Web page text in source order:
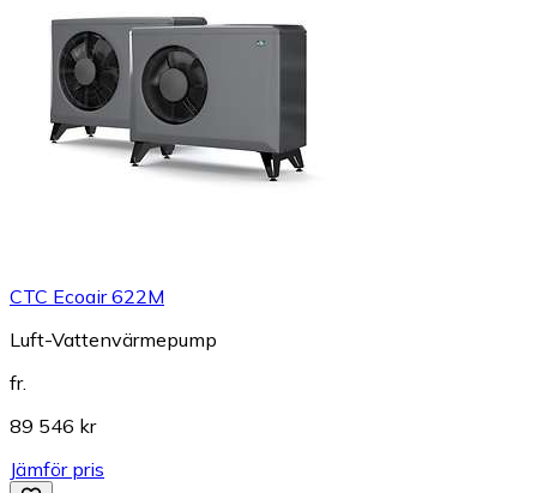
CTC Ecoair 622M
Luft-Vattenvärmepump
fr.
89 546 kr
Jämför pris